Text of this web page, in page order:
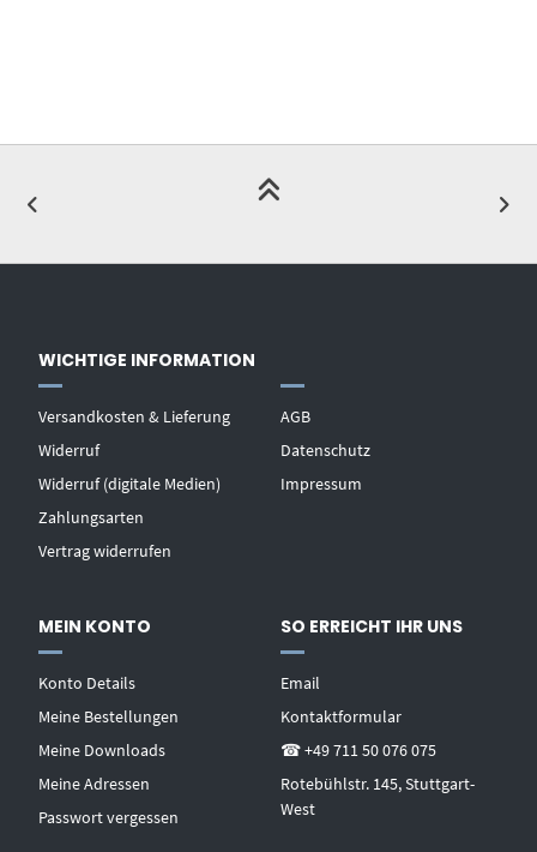
WICHTIGE INFORMATION
Versandkosten & Lieferung
Widerruf
Widerruf (digitale Medien)
Zahlungsarten
Vertrag widerrufen
AGB
Datenschutz
Impressum
MEIN KONTO
Konto Details
Meine Bestellungen
Meine Downloads
Meine Adressen
Passwort vergessen
SO ERREICHT IHR UNS
Email
Kontaktformular
☎ +49 711 50 076 075
Rotebühlstr. 145, Stuttgart-
West